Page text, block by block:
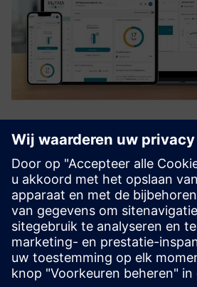
MyTMA Zeit
MyTMA is a modern and convenient
system including workflows and a
With MyTMA time and surcharge
processed and prepared for payroll
Meer informatie